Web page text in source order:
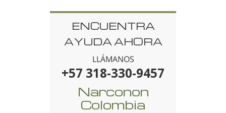
ENCUENTRA
AYUDA AHORA
LLÁMANOS
+57 318-330-9457
Narconon
Colombia